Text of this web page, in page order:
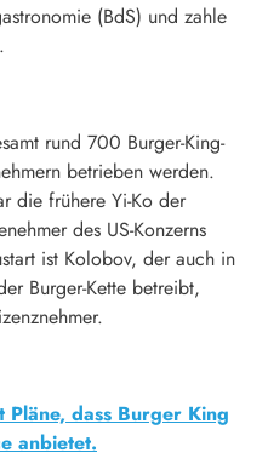
(BdS) und zahle
rund 700 Burger-King-
betrieben werden.
die frühere Yi-Ko der
des US-Konzerns
ist Kolobov, der auch in
Burger-Kette betreibt,
dass Burger King
anbietet.